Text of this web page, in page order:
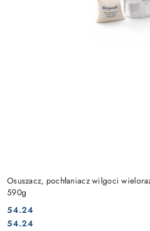
Osuszacz, pochłaniacz wilgoci
590g
Cena:
54.24
Cena:
54.24